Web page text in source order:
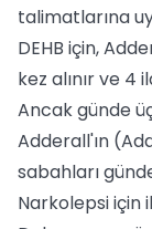
talimatlarına
DEHB için,
kez alınır ve 4
Ancak günde
Adderall'ın
sabahları
Narkolepsi için